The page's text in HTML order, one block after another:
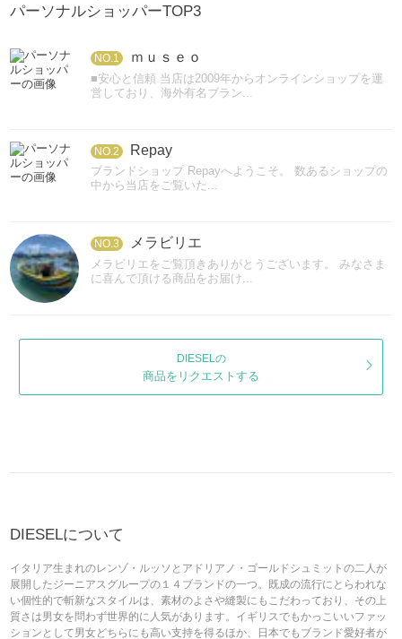
パーソナルショッパーTOP3
NO.1 ｍｕｓｅｏ
■安心と信頼 当店は2009年からオンラインショップを運
営しており、海外有名ブラン...
NO.2 Repay
ブランドショップ Repayへようこそ。 数あるショップの
中から当店をご覧いた...
NO.3 メラビリエ
メラビリエをご覧頂きありがとうございます。 みなさま
に喜んで頂ける商品をお届け...
DIESELの
商品をリクエストする
DIESELについて
イタリア生まれのレンゾ・ルッソとアドリアノ・ゴールドシュミットの二人が
展開したジーニアスグループの１４ブランドの一つ。既成の流行にとらわれな
い個性的で斬新なスタイルは、素材のよさや縫製にもこだわっており、その上
質さは男女を問わず世界的に人気があります。イギリスでもかっこいいファッ
ションとして男女どちらにも高い支持を得るほか、日本でもブランド愛好者が